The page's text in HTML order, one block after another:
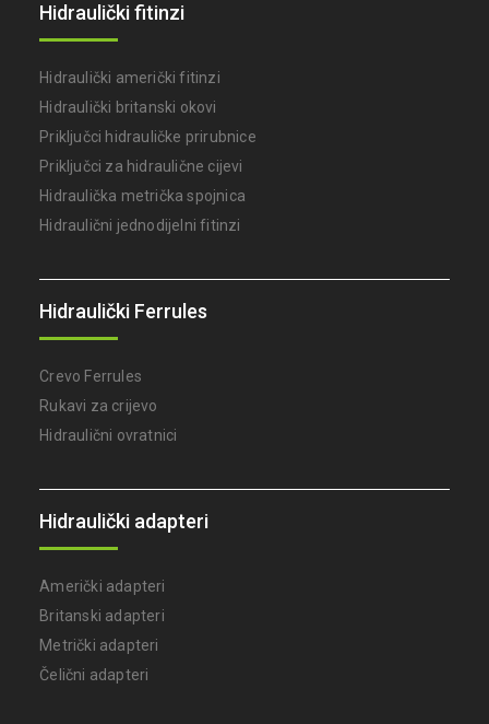
Hidraulički fitinzi
Hidraulički američki fitinzi
Hidraulički britanski okovi
Priključci hidrauličke prirubnice
Priključci za hidraulične cijevi
Hidraulička metrička spojnica
Hidraulični jednodijelni fitinzi
Hidraulički Ferrules
Crevo Ferrules
Rukavi za crijevo
Hidraulični ovratnici
Hidraulički adapteri
Američki adapteri
Britanski adapteri
Metrički adapteri
Čelični adapteri